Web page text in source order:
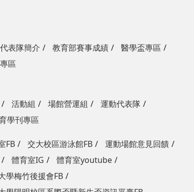
表隊簡介 教育部賽事成績
醫學盃專區
區
活動組 場館營運組
運動代表隊
學刊專區
FB 交大校區游泳館FB
運動場館意見回饋
體育室IG
體育室youtube
學梅竹後援會FB